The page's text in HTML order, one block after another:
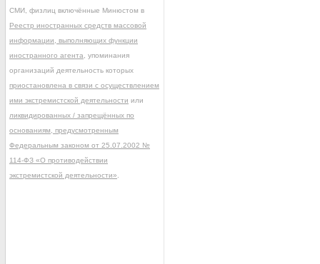
СМИ, физлиц включённые Минюстом в
Реестр иностранных средств массовой
информации, выполняющих функции
иностранного агента , упоминания
организаций деятельность которых
приостановлена в связи с осуществлением
ими экстремистской деятельности или
ликвидированных / запрещённых по
основаниям, предусмотренным
Федеральным законом от 25.07.2002 №
114-ФЗ «О противодействии
экстремистской деятельности»